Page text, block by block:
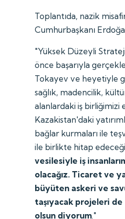
Toplantıda, nazik
Cumhurbaşkanı
"Yüksek Düzeyli
önce başarıyla
Tokayev ve heyetiyle
sağlık, madencilik,
alanlardaki iş birliğimizi
Kazakistan'daki
bağlar kurmaları ile
ile birlikte hitap
vesilesiyle iş
olacağız. Ticaret ve
büyüten askeri ve
taşıyacak projeleri de
olsun diyorum."